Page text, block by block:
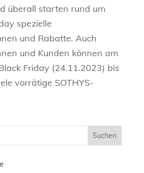
überall starten rund um
spezielle
und Rabatte. Auch
und Kunden können am
Friday (24.11.2023) bis
vorrätige SOTHYS-